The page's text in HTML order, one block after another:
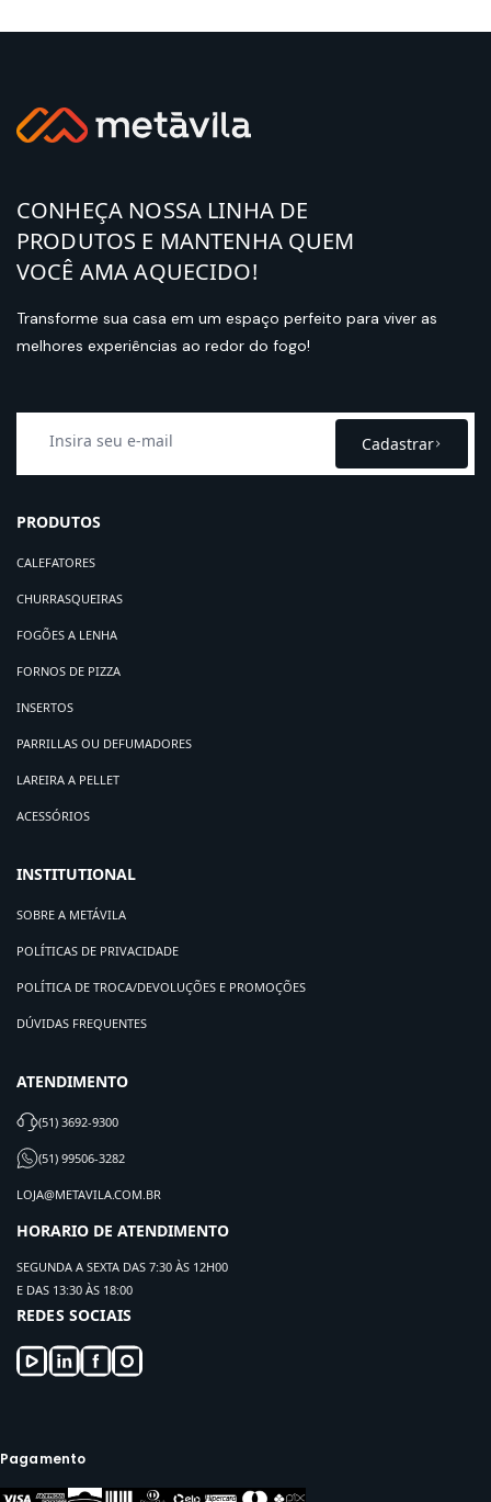
CONHEÇA NOSSA LINHA DE
PRODUTOS E MANTENHA QUEM
VOCÊ AMA AQUECIDO!
Transforme sua casa em um espaço perfeito para viver as
melhores experiências ao redor do fogo!
Cadastrar
PRODUTOS
CALEFATORES
CHURRASQUEIRAS
FOGÕES A LENHA
FORNOS DE PIZZA
INSERTOS
PARRILLAS OU DEFUMADORES
LAREIRA A PELLET
ACESSÓRIOS
INSTITUTIONAL
SOBRE A METÁVILA
POLÍTICAS DE PRIVACIDADE
POLÍTICA DE TROCA/DEVOLUÇÕES E PROMOÇÕES
DÚVIDAS FREQUENTES
ATENDIMENTO
(51) 3692-9300
(51) 99506-3282
LOJA@METAVILA.COM.BR
HORARIO DE ATENDIMENTO
SEGUNDA A SEXTA DAS 7:30 ÀS 12H00
E DAS 13:30 ÀS 18:00
REDES SOCIAIS
Pagamento